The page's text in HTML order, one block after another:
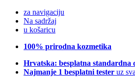
za navigaciju
Na sadržaj
u košaricu
100% prirodna kozmetika
Hrvatska: besplatna standardna
Najmanje 1 besplatni tester uz